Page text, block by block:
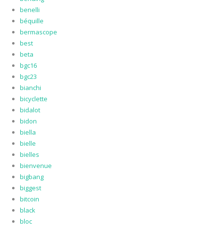
benelli
béquille
bermascope
best
beta
bgc16
bgc23
bianchi
bicyclette
bidalot
bidon
biella
bielle
bielles
bienvenue
bigbang
biggest
bitcoin
black
bloc